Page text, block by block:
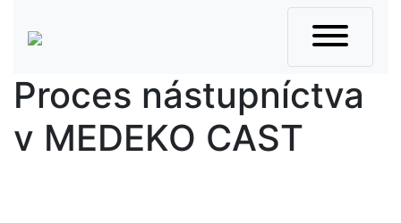
Proces nástupníctva
v MEDEKO CAST